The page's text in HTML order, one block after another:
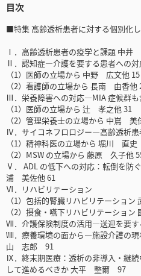
目次
■特集 高齢透析患者に対する個別化
Ⅰ．高齢透析患者の疫学と課題 中
Ⅱ．認知症―介護を要する患者への対
（1）医師の立場から 中野 広文他 15
（2）看護師の立場から 長南 由香他
Ⅲ．栄養障害への対応―MIA 症候群も
（1）医師の立場から 辻 孝之他 31
（2）管理栄養士の立場から 中嶌
Ⅳ．サイコネフロロジー―高齢透析患
（1）精神科医の立場から 堀川 直
（2）MSW の立場から 藤原 久子他
Ⅴ． ADL の低下への対応：転倒を防
浦 美佐他 61
Ⅵ．リハビリテーション
（1）包括的腎臓リハビリテーショ
（2）摂食・嚥下リハビリテーション
Ⅶ．介護保険制度の活用―送迎を要す
Ⅷ．療養環境の面から―施設介護の現
山 志郎 91
Ⅸ．終末期医療：透析の非導入・継
して進めるべきか 大平 整爾 97